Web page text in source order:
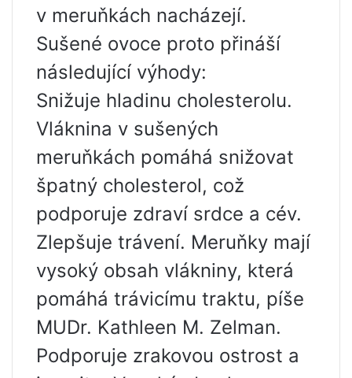
v meruňkách nacházejí.
Sušené ovoce proto přináší
následující výhody:
Snižuje hladinu cholesterolu.
Vláknina v sušených
meruňkách pomáhá snižovat
špatný cholesterol, což
podporuje zdraví srdce a cév.
Zlepšuje trávení. Meruňky mají
vysoký obsah vlákniny, která
pomáhá trávicímu traktu, píše
MUDr. Kathleen M. Zelman.
Podporuje zrakovou ostrost a